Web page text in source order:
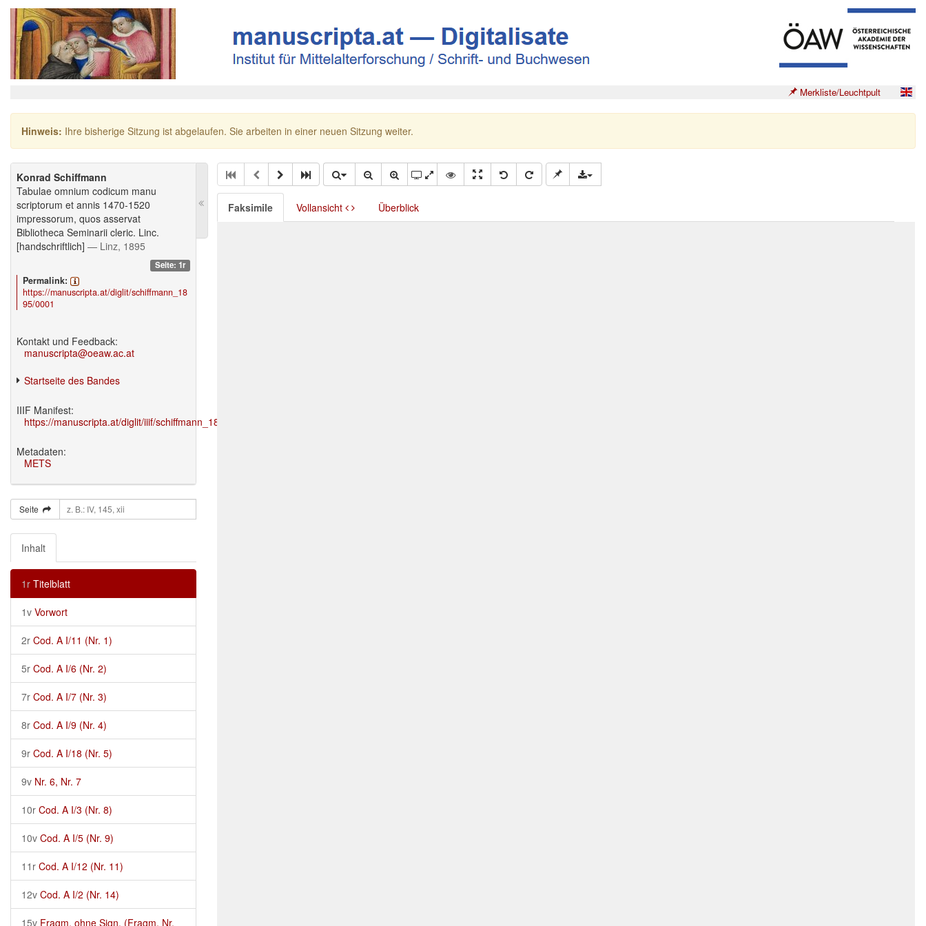
Merkliste/Leuchtpult
Hinweis: Ihre bisherige Sitzung ist abgelaufen. Sie arbeiten in einer neuen Sitzung weiter.
Konrad Schiffmann
Tabulae omnium codicum manu
scriptorum et annis 1470-1520
impressorum, quos asservat
Bibliotheca Seminarii cleric. Linc.
[handschriftlich] — Linz, 1895
Seite: 1r
Permalink:
https://manuscripta.at/diglit/schiffmann_18
95/0001
Kontakt und Feedback:
manuscripta@oeaw.ac.at
Startseite des Bandes
IIIF Manifest:
https://manuscripta.at/diglit/iiif/schiffmann_1895/manifest.json
Metadaten:
METS
Seite
Inhalt
1r Titelblatt
1v Vorwort
2r Cod. A I/11 (Nr. 1)
5r Cod. A I/6 (Nr. 2)
7r Cod. A I/7 (Nr. 3)
8r Cod. A I/9 (Nr. 4)
9r Cod. A I/18 (Nr. 5)
9v Nr. 6, Nr. 7
10r Cod. A I/3 (Nr. 8)
10v Cod. A I/5 (Nr. 9)
11r Cod. A I/12 (Nr. 11)
12v Cod. A I/2 (Nr. 14)
15v Fragm. ohne Sign. (Fragm. Nr.
Faksimile Vollansicht Überblick